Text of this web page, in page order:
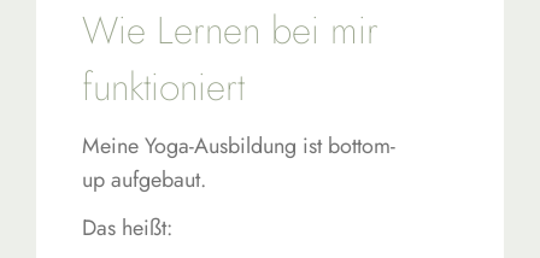
Wie Lernen bei mir
funktioniert
Meine Yoga-Ausbildung ist bottom-
up aufgebaut.
Das heißt: